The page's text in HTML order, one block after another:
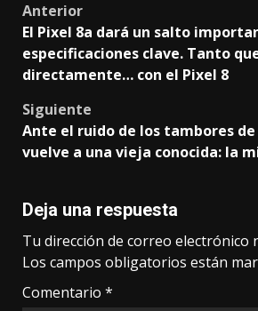
Post
navigation
Anterior
El Pixel 8a dará un salto
especificaciones clave. Tanto
directamente… con el Pixel 8
Siguiente
Ante el ruido de los tambores
vuelve a una vieja conocida: la
Deja una respuesta
Tu dirección de correo electrónico
Los campos obligatorios están
Comentario *